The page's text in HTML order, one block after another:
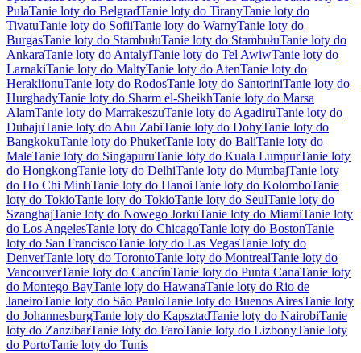
PulaTanie loty do BelgradTanie loty do TiranyTanie loty do
TivatuTanie loty do SofiiTanie loty do WarnyTanie loty do
BurgasTanie loty do StambułuTanie loty do StambułuTanie loty do
AnkaraTanie loty do AntalyiTanie loty do Tel AwiwTanie loty do
LarnakiTanie loty do MaltyTanie loty do AtenTanie loty do
HeraklionuTanie loty do RodosTanie loty do SantoriniTanie loty do
HurghadyTanie loty do Sharm el-SheikhTanie loty do Marsa
AlamTanie loty do MarrakeszuTanie loty do AgadiruTanie loty do
DubajuTanie loty do Abu ZabiTanie loty do DohyTanie loty do
BangkokuTanie loty do PhuketTanie loty do BaliTanie loty do
MaleTanie loty do SingapuruTanie loty do Kuala LumpurTanie loty
do HongkongTanie loty do DelhiTanie loty do MumbajTanie loty
do Ho Chi MinhTanie loty do HanoiTanie loty do KolomboTanie
loty do TokioTanie loty do TokioTanie loty do SeulTanie loty do
SzanghajTanie loty do Nowego JorkuTanie loty do MiamiTanie loty
do Los AngelesTanie loty do ChicagoTanie loty do BostonTanie
loty do San FranciscoTanie loty do Las VegasTanie loty do
DenverTanie loty do TorontoTanie loty do MontrealTanie loty do
VancouverTanie loty do CancúnTanie loty do Punta CanaTanie loty
do Montego BayTanie loty do HawanaTanie loty do Rio de
JaneiroTanie loty do São PauloTanie loty do Buenos AiresTanie loty
do JohannesburgTanie loty do KapsztadTanie loty do NairobiTanie
loty do ZanzibarTanie loty do FaroTanie loty do LizbonyTanie loty
do PortoTanie loty do Tunis